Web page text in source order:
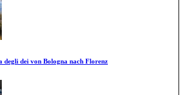
dei von Bologna nach Florenz